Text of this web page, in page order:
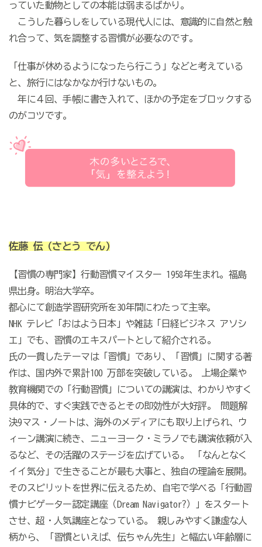
っていた動物としての本能は弱まるばかり。
こうした暮らしをしている現代人には、意識的に自然と触
れ合って、気を調整する習慣が必要なのです。
「仕事が休めるようになったら行こう」などと考えている
と、旅行にはなかなか行けないもの。
年に４回、手帳に書き入れて、ほかの予定をブロックする
のがコツです。
佐藤 伝(さとう でん)
【習慣の専門家】行動習慣マイスター 1958年生まれ。福島
県出身。明治大学卒。
都心にて創造学習研究所を30年間にわたって主宰。
NHK テレビ「おはよう日本」や雑誌「日経ビジネス アソシ
エ」でも、習慣のエキスパートとして紹介される。
氏の一貫したテーマは「習慣」であり、「習慣」に関する著
作は、国内外で累計100 万部を突破している。 上場企業や
教育機関での「行動習慣」についての講演は、わかりやすく
具体的で、すぐ実践できるとその即効性が大好評。 問題解
決9マス・ノートは、海外のメディアにも取り上げられ、ウ
ィーン講演に続き、ニューヨーク・ミラノでも講演依頼が入
るなど、その活躍のステージを広げている。 「なんとなく
イイ気分」で生きることが最も大事と、独自の理論を展開。
そのスピリットを世界に伝えるため、自宅で学べる「行動習
慣ナビゲーター認定講座（Dream Navigator?）」をスタート
させ、超・人気講座となっている。 親しみやすく謙虚な人
柄から、「習慣といえば、伝ちゃん先生」と幅広い年齢層に